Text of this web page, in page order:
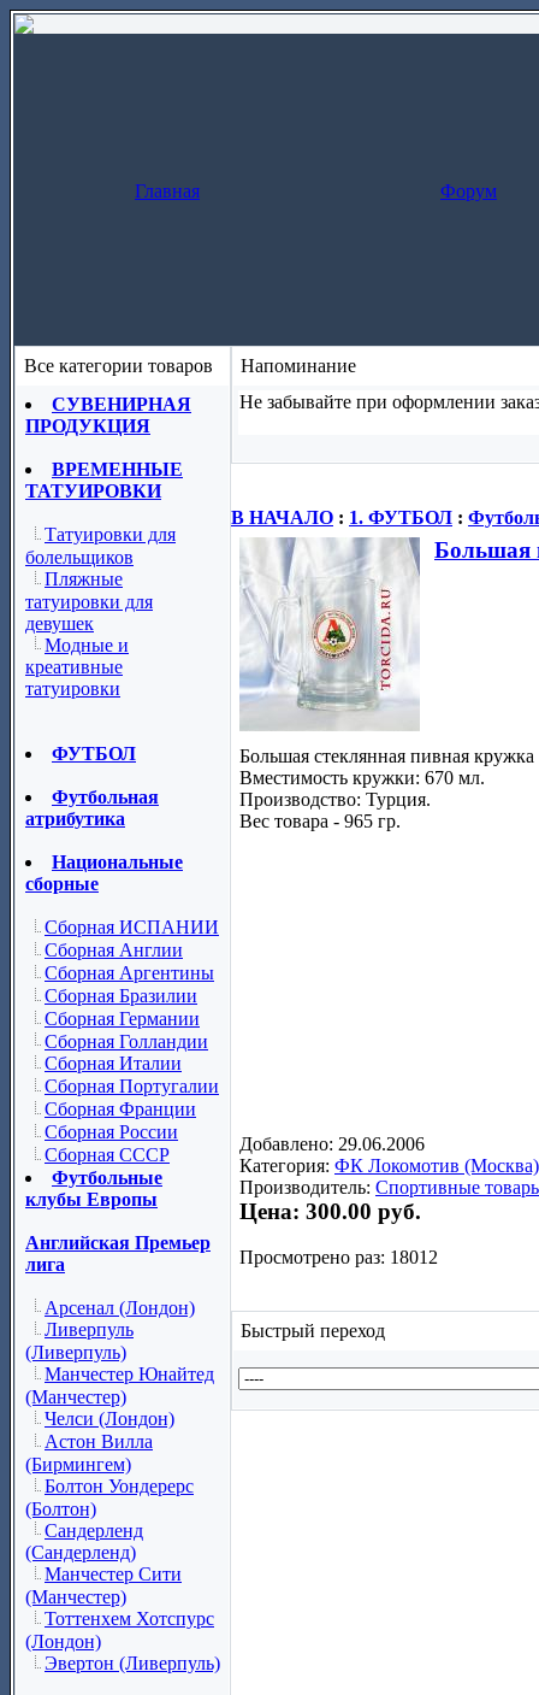
Главная Форум
Все категории товаров
СУВЕНИРНАЯ
ПРОДУКЦИЯ
ВРЕМЕННЫЕ
ТАТУИРОВКИ
Татуировки для
болельщиков
Пляжные
татуировки для
девушек
Модные и
креативные
татуировки
ФУТБОЛ
Футбольная
атрибутика
Национальные
сборные
Сборная ИСПАНИИ
Сборная Англии
Сборная Аргентины
Сборная Бразилии
Сборная Германии
Сборная Голландии
Сборная Италии
Сборная Португалии
Сборная Франции
Сборная России
Сборная СССР
Футбольные
клубы Европы
Английская Премьер
лига
Арсенал (Лондон)
Ливерпуль
(Ливерпуль)
Манчестер Юнайтед
(Манчестер)
Челси (Лондон)
Астон Вилла
(Бирмингем)
Болтон Уондерерс
(Болтон)
Сандерленд
(Сандерленд)
Манчестер Сити
(Манчестер)
Тоттенхем Хотспурс
(Лондон)
Эвертон (Ливерпуль)
Напоминание
Не забывайте при оформлении
В НАЧАЛО : 1. ФУТБОЛ :
Большая
Большая стеклянная пивная
Вместимость кружки: 670 мл.
Производство: Турция.
Вес товара - 965 гр.
Добавлено: 29.06.2006
Категория: ФК Локомотив (Москва)
Производитель: Спортивные
Цена: 300.00 руб.
Просмотрено раз: 18012
Быстрый переход